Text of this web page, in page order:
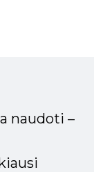
naudoti –